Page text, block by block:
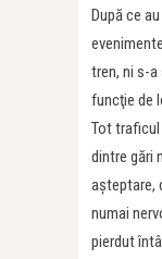
După ce
tren, ni s-a
funcţie de
Tot
dintre gări
aşteptare,
numai
pierdut